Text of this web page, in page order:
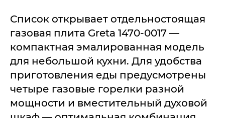
Список открывает отдельностоящая
газовая плита Greta 1470-0017 —
компактная эмалированная модель
для небольшой кухни. Для удобства
приготовления еды предусмотрены
четыре газовые горелки разной
мощности и вместительный духовой